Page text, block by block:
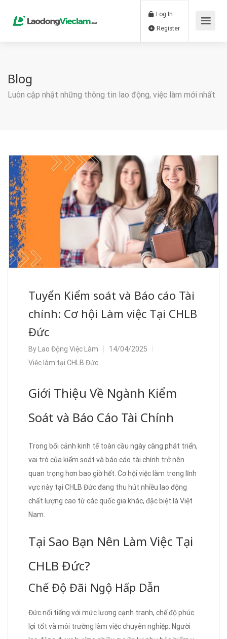
Log In
Blog
Luôn cập nhật những thông tin lao động, việc làm mới nhất
Tuyển Kiểm soát và Báo cáo Tài
chính: Cơ hội Làm việc Tại CHLB
Đức
By Lao Động Việc Làm
14/04/2025
Việc làm tại CHLB Đức
Giới Thiệu Về Ngành Kiểm
Soát và Báo Cáo Tài Chính
Trong bối cảnh kinh tế toàn cầu ngày càng phát triển,
vai trò của kiểm soát và báo cáo tài chính trở nên
quan trọng hơn bao giờ hết. Cơ hội việc làm trong lĩnh
vực này tại CHLB Đức đang thu hút nhiều lao động
chất lượng cao từ các quốc gia khác, đặc biệt là Việt
Nam.
Tại Sao Bạn Nên Làm Việc Tại
CHLB Đức?
Chế Độ Đãi Ngộ Hấp Dẫn
Đức nổi tiếng với mức lương cạnh tranh, chế độ phúc
lợi tốt và môi trường làm việc chuyên nghiệp. Người